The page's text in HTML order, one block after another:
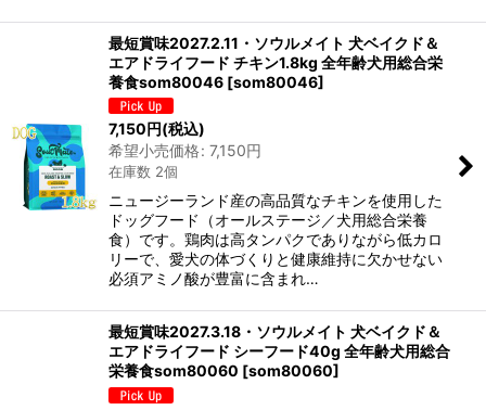
最短賞味2027.2.11・ソウルメイト 犬ベイクド＆
エアドライフード チキン1.8kg 全年齢犬用総合栄
養食som80046 [som80046]
7,150 円(税込)
希望小売価格: 7,150円
在庫数 2個
ニュージーランド産の高品質なチキンを使用した
ドッグフード（オールステージ／犬用総合栄養
食）です。鶏肉は高タンパクでありながら低カロ
リーで、愛犬の体づくりと健康維持に欠かせない
必須アミノ酸が豊富に含まれ…
最短賞味2027.3.18・ソウルメイト 犬ベイクド＆
エアドライフード シーフード40g 全年齢犬用総合
栄養食som80060 [som80060]